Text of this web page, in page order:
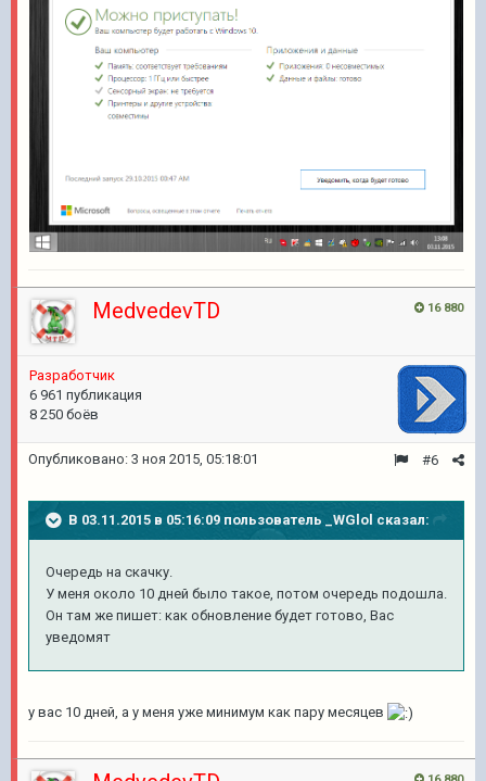
16 880
MedvedevTD
Разработчик
6 961 публикация
8 250 боёв
#6
Опубликовано: 3 ноя 2015, 05:18:01
В 03.11.2015 в 05:16:09 пользователь _WGlol сказал:
Очередь на скачку.
У меня около 10 дней было такое, потом очередь подошла.
Он там же пишет: как обновление будет готово, Вас
уведомят
у вас 10 дней, а у меня уже минимум как пару месяцев